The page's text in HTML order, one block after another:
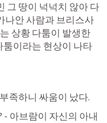
그 땅이 넉넉치 않아 다
나안 사람과 브리스사
상황 다툼이 발생한
툼이라는 현상이 나타
족하니 싸움이 났다.
- 아브람이 자신의 아내